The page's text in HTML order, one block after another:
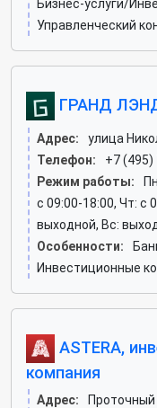
Бизнес-услуги/
Управленческий
ГРАНД
Адрес:
улица
Телефон:
+7 (495)
Режим работы:
c 09:00-18:00, Чт: c
выходной, Вс:
Особенности:
Инвестиционные
ASTERA,
компания
Адрес:
Проточный